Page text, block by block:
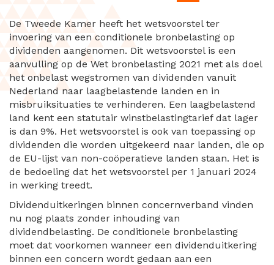
De Tweede Kamer heeft het wetsvoorstel ter
invoering van een conditionele bronbelasting op
dividenden aangenomen. Dit wetsvoorstel is een
aanvulling op de Wet bronbelasting 2021 met als doel
het onbelast wegstromen van dividenden vanuit
Nederland naar laagbelastende landen en in
misbruiksituaties te verhinderen. Een laagbelastend
land kent een statutair winstbelastingtarief dat lager
is dan 9%. Het wetsvoorstel is ook van toepassing op
dividenden die worden uitgekeerd naar landen, die op
de EU-lijst van non-coöperatieve landen staan. Het is
de bedoeling dat het wetsvoorstel per 1 januari 2024
in werking treedt.
Dividenduitkeringen binnen concernverband vinden
nu nog plaats zonder inhouding van
dividendbelasting. De conditionele bronbelasting
moet dat voorkomen wanneer een dividenduitkering
binnen een concern wordt gedaan aan een